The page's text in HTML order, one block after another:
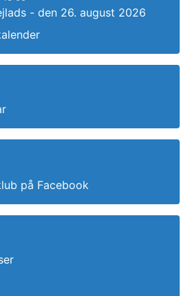
- den 26. august 2026